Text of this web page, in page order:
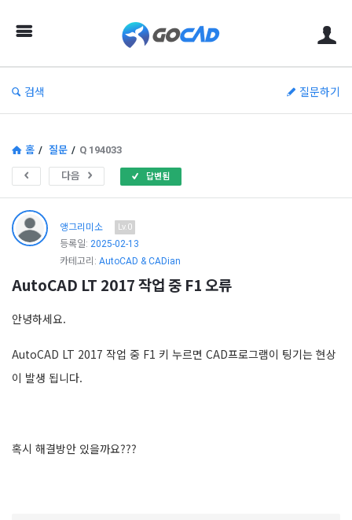
캐
(CAD)
정
보
의
중
심
검색 질문하기
홈 / 질문 / Q 194033
다음 답변됨
앵그리미소 Lv.0
등록일: 2025-02-13
카테고리: AutoCAD & CADian
AutoCAD LT 2017 작업 중 F1 오류
안녕하세요.
AutoCAD LT 2017 작업 중 F1 키 누르면 CAD프로그램이 팅기는 현상
이 발생 됩니다.
혹시 해결방안 있을까요???